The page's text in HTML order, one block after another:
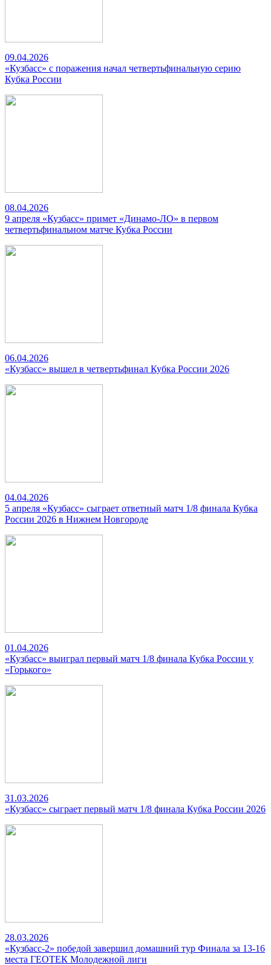
09.04.2026
«Кузбасс» с поражения начал четвертьфинальную серию
Кубка России
08.04.2026
9 апреля «Кузбасс» примет «Динамо-ЛО» в первом
четвертьфинальном матче Кубка России
06.04.2026
«Кузбасс» вышел в четвертьфинал Кубка России 2026
04.04.2026
5 апреля «Кузбасс» сыграет ответный матч 1/8 финала Кубка
России 2026 в Нижнем Новгороде
01.04.2026
«Кузбасс» выиграл первый матч 1/8 финала Кубка России у
«Горького»
31.03.2026
«Кузбасс» сыграет первый матч 1/8 финала Кубка России 2026
28.03.2026
«Кузбасс-2» победой завершил домашний тур Финала за 13-16
места ГЕОТЕК Молодежной лиги